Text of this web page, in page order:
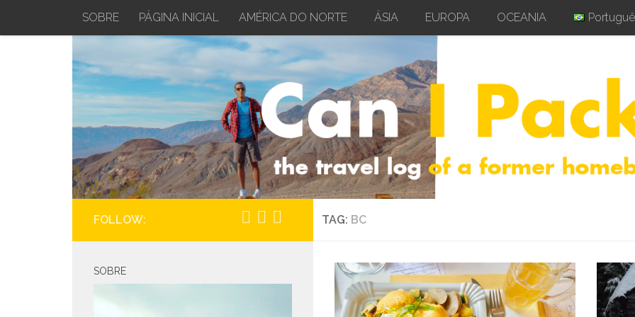
Skip to content
SOBRE PÁGINA INICIAL AMÉRICA DO NORTE ÁSIA EUROPA OCEANIA
TAG: BC
FOLLOW:
SOBRE